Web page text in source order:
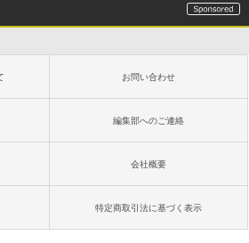
チディスプレイ、色調調節ライト、12
間持続バッテリー、広告なし、ブラッ
Kindle Colorsoft | 16GBストレ
ジ、防水、7インチカラーディスプレ
イ、色調調節ライト、最大8週間持続バッ
テリー、広告無し、ブラック (2025年発
)
お問い合わせ
編集部へのご連絡
会社概要
特定商取引法に基づく表示